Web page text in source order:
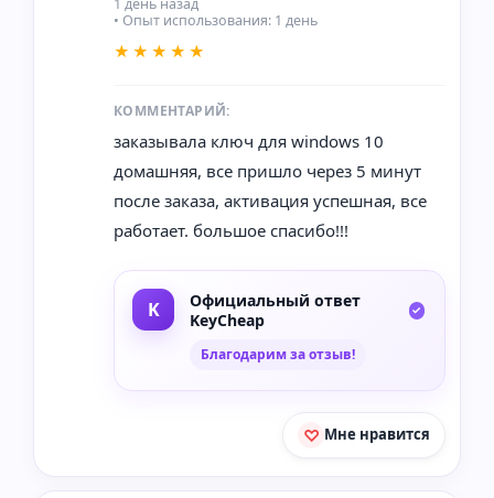
• Опыт использования: 1 день
★★★★★
КОММЕНТАРИЙ:
заказывала ключ для windows 10
домашняя, все пришло через 5 минут
после заказа, активация успешная, все
работает. большое спасибо!!!
Официальный ответ
KeyCheap
Благодарим за отзыв!
Мне нравится